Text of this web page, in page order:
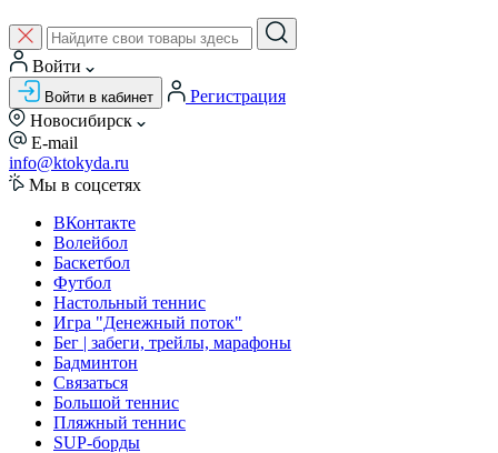
Войти
Войти в кабинет
Регистрация
Новосибирск
E-mail
info@ktokyda.ru
Мы в соцсетях
ВКонтакте
Волейбол
Баскетбол
Футбол
Настольный теннис
Игра "Денежный поток"
Бег | забеги, трейлы, марафоны
Бадминтон
Связаться
Большой теннис
Пляжный теннис
SUP-борды